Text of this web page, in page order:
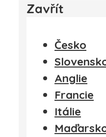
Zavřít
Česko
Anglie
Francie
Itálie